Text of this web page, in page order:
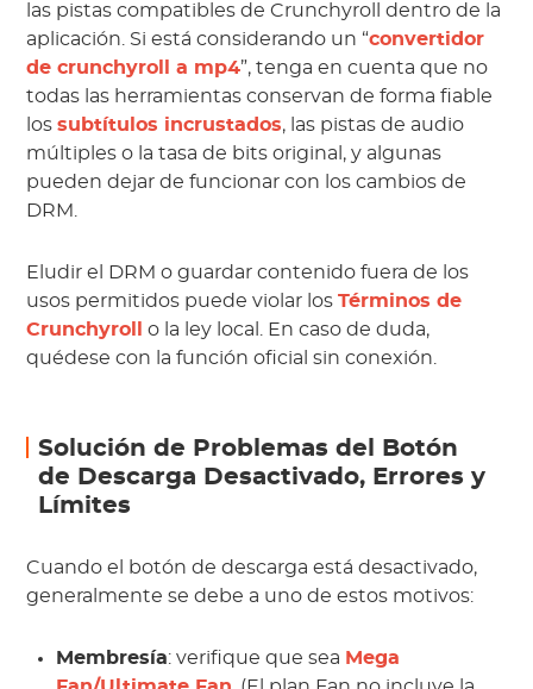
las pistas compatibles de Crunchyroll dentro de la
aplicación. Si está considerando un “convertidor
de crunchyroll a mp4”, tenga en cuenta que no
todas las herramientas conservan de forma fiable
lossubtítulos incrustados, las pistas de audio
múltiples o la tasa de bits original, y algunas
pueden dejar de funcionar con los cambios de
DRM.
Eludir el DRM o guardar contenido fuera de los
usos permitidos puede violar losTérminos de
Crunchyroll
o la ley local. En caso de duda,
quédese con la función oficial sin conexión.
Solución de Problemas del Botón
de Descarga Desactivado, Errores y
Límites
Cuando el botón de descarga está desactivado,
generalmente se debe a uno de estos motivos:
Membresía: verifique que sea Mega